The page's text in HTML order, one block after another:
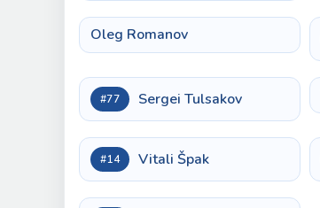
Oleg Romanov
#77 Sergei Tulsakov
#14 Vitali Špak